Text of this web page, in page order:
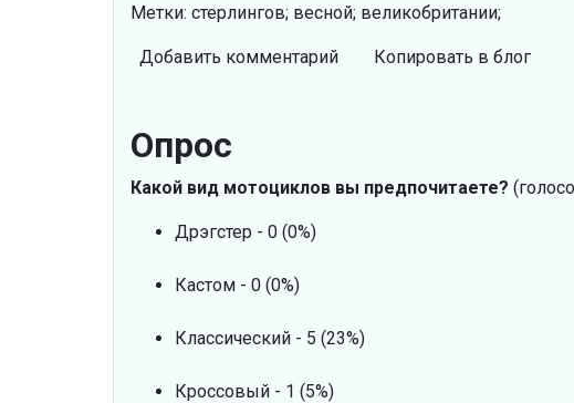
Метки: стерлингов; весной; великобритании;
Добавить комментарий Копировать в блог
Опрос
Какой вид мотоциклов вы предпочитаете?
Дрэгстер - 0 (0%)
Кастом - 0 (0%)
Классический - 5 (23%)
Кроссовый - 1 (5%)